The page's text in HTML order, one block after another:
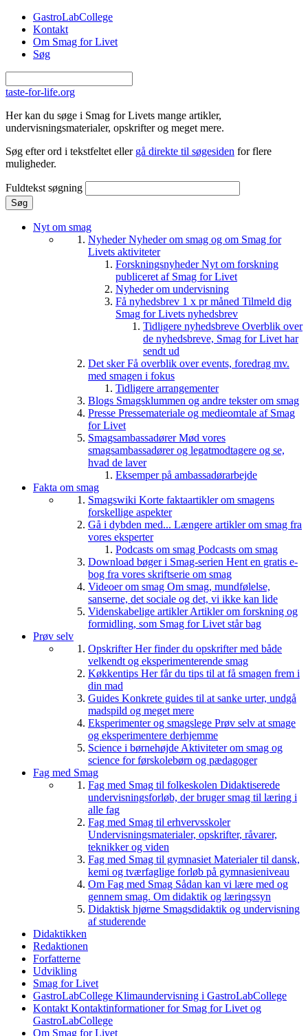
Gå til hovedindhold
GastroLabCollege
Kontakt
Om Smag for Livet
Søg
taste-for-life.org
Her kan du søge i Smag for Livets mange artikler,
undervisningsmaterialer, opskrifter og meget mere.
Søg efter ord i tekstfeltet eller gå direkte til søgesiden for flere
muligheder.
Fuldtekst søgning
Nyt om smag
NyhederNyheder om smag og om Smag for
Livets aktiviteter
ForskningsnyhederNyt om forskning
publiceret af Smag for Livet
Nyheder om undervisning
Få nyhedsbrev 1 x pr måned Tilmeld dig
Smag for Livets nyhedsbrev
Tidligere nyhedsbreve Overblik over
de nyhedsbreve, Smag for Livet har
sendt ud
Det skerFå overblik over events, foredrag mv.
med smagen i fokus
Tidligere arrangementer
Blogs Smagsklummen og andre tekster om smag
Presse Pressemateriale og medieomtale af Smag
for Livet
SmagsambassadørerMød vores
smagsambassadører og legatmodtagere og se,
hvad de laver
Eksemper på ambassadørarbejde
Fakta om smag
Smagswiki Korte faktaartikler om smagens
forskellige aspekter
Gå i dybden med... Længere artikler om smag fra
vores eksperter
Podcasts om smag Podcasts om smag
Download bøger i Smag-serien Hent en gratis e-
bog fra vores skriftserie om smag
Videoer om smag Om smag, mundfølelse,
sanserne, det sociale og det, vi ikke kan lide
Videnskabelige artiklerArtikler om forskning og
formidling, som Smag for Livet står bag
Prøv selv
OpskrifterHer finder du opskrifter med både
velkendt og eksperimenterende smag
Køkkentips Her får du tips til at få smagen frem i
din mad
Guides Konkrete guides til at sanke urter, undgå
madspild og meget mere
Eksperimenter og smagslege Prøv selv at smage
og eksperimentere derhjemme
Science i børnehøjde Aktiviteter om smag og
science for førskolebørn og pædagoger
Fag med Smag
Fag med Smag til folkeskolen Didaktiserede
undervisningsforløb, der bruger smag til læring i
alle fag
Fag med Smag til erhvervsskoler
Undervisningsmaterialer, opskrifter, råvarer,
teknikker og viden
Fag med Smag til gymnasiet Materialer til dansk,
kemi og tværfaglige forløb på gymnasieniveau
Om Fag med Smag Sådan kan vi lære med og
gennem smag. Om didaktik og læringssyn
Didaktisk hjørne Smagsdidaktik og undervisning
af studerende
Didaktikken
Redaktionen
Forfatterne
Udvikling
Smag for Livet
GastroLabCollege Klimaundervisning i GastroLabCollege
Kontakt Kontaktinformationer for Smag for Livet og
GastroLabCollege
Om Smag for Livet